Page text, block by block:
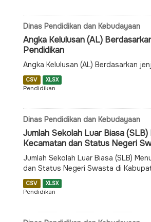
Dinas Pendidikan dan Kebudayaan
Angka Kelulusan (AL)
Pendidikan
Angka Kelulusan (AL) Berdasarkan
CSV XLSX
Pendidikan
Dinas Pendidikan dan Kebudayaan
Jumlah Sekolah Luar Biasa
Kecamatan dan Status Negeri
Jumlah Sekolah Luar Biasa (SLB)
dan Status Negeri Swasta di
CSV XLSX
Pendidikan